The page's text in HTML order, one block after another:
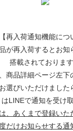
【再入荷通知機能につ
が再入荷するとお
搭載されております
商品詳細ページ左下
選びいただけました
LINEで通知を受け
、あくまで登録いた
だけお知らせする通